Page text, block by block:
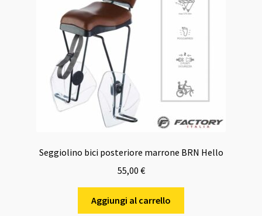
Seggiolino bici posteriore marrone BRN Hello
55,00 €
Aggiungi al carrello